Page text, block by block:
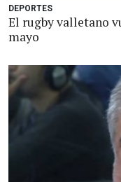
DEPORTES
El rugby valletano
mayo